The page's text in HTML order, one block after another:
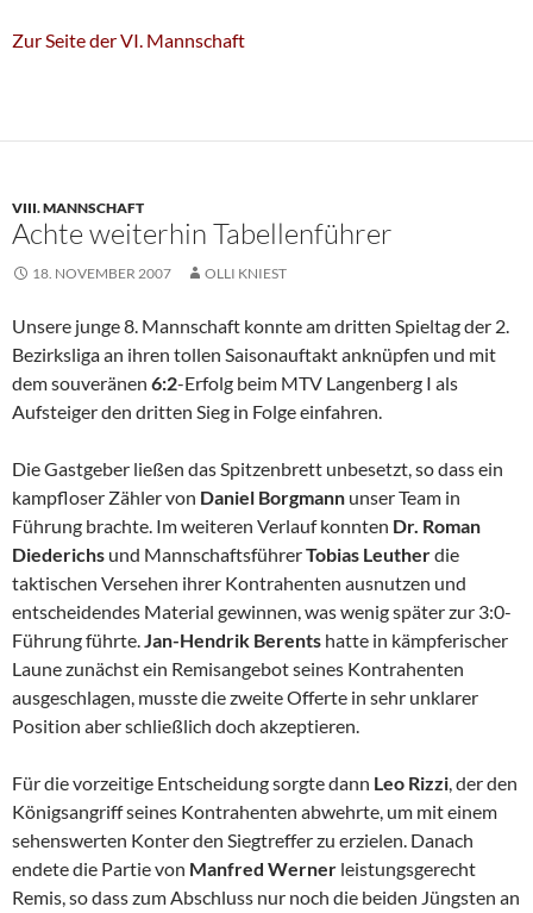
Zur Seite der VI. Mannschaft
VIII. MANNSCHAFT
Achte weiterhin Tabellenführer
18. NOVEMBER 2007 OLLI KNIEST
Unsere junge 8. Mannschaft konnte am dritten Spieltag der 2.
Bezirksliga an ihren tollen Saisonauftakt anknüpfen und mit
dem souveränen 6:2-Erfolg beim MTV Langenberg I als
Aufsteiger den dritten Sieg in Folge einfahren.
Die Gastgeber ließen das Spitzenbrett unbesetzt, so dass ein
kampfloser Zähler von Daniel Borgmann unser Team in
Führung brachte. Im weiteren Verlauf konnten Dr. Roman
Diederichs und MannschaftsführerTobias Leutherdie
taktischen Versehen ihrer Kontrahenten ausnutzen und
entscheidendes Material gewinnen, was wenig später zur 3:0-
Führung führte.Jan-Hendrik Berents hatte in kämpferischer
Laune zunächst ein Remisangebot seines Kontrahenten
ausgeschlagen, musste die zweite Offerte in sehr unklarer
Position aber schließlich doch akzeptieren.
Für die vorzeitige Entscheidung sorgte dann Leo Rizzi, der den
Königsangriff seines Kontrahenten abwehrte, um mit einem
sehenswerten Konter den Siegtreffer zu erzielen. Danach
endete die Partie von Manfred Werner leistungsgerecht
Remis, so dass zum Abschluss nur noch die beiden Jüngsten an